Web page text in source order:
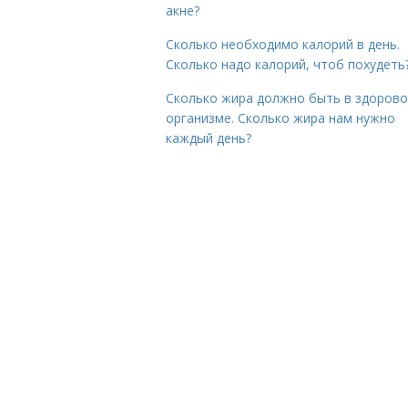
акне?
Сколько необходимо калорий в день.
Сколько надо калорий, чтоб
Сколько жира должно быть в
организме. Сколько жира нам нужно
каждый день?